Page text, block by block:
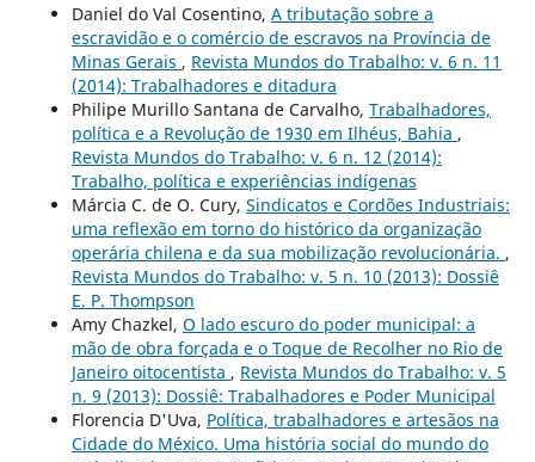
Daniel do Val Cosentino, A tributação sobre a
escravidão e o comércio de escravos na Província de
Minas Gerais , Revista Mundos do Trabalho: v. 6 n. 11
(2014): Trabalhadores e ditadura
Philipe Murillo Santana de Carvalho, Trabalhadores,
política e a Revolução de 1930 em Ilhéus, Bahia ,
Revista Mundos do Trabalho: v. 6 n. 12 (2014):
Trabalho, política e experiências indígenas
Márcia C. de O. Cury, Sindicatos e Cordões Industriais:
uma reflexão em torno do histórico da organização
operária chilena e da sua mobilização revolucionária. ,
Revista Mundos do Trabalho: v. 5 n. 10 (2013): Dossiê
E. P. Thompson
Amy Chazkel, O lado escuro do poder municipal: a
mão de obra forçada e o Toque de Recolher no Rio de
Janeiro oitocentista , Revista Mundos do Trabalho: v. 5
n. 9 (2013): Dossiê: Trabalhadores e Poder Municipal
Florencia D'Uva, Política, trabalhadores e artesãos na
Cidade do México. Uma história social do mundo do